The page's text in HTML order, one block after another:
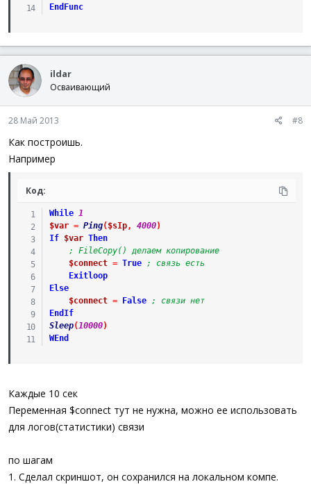
EndFunc
ildar
Осваивающий
28 Май 2013 #8
Как построишь.
Например
Код:
While 1
$var = Ping( $sIp, 4000)
If
$var Then
; FileCopy() делаем копирование
$connect = True
; связь есть
Exitloop
Else
$connect = False
; связи нет
EndIf
Sleep(10000)
WEnd
Каждые 10 сек
Переменная $connect тут не нужна, можно ее использовать
для логов(статистики) связи
по шагам
1. Сделал скриншот, он сохранился на локальном компе.